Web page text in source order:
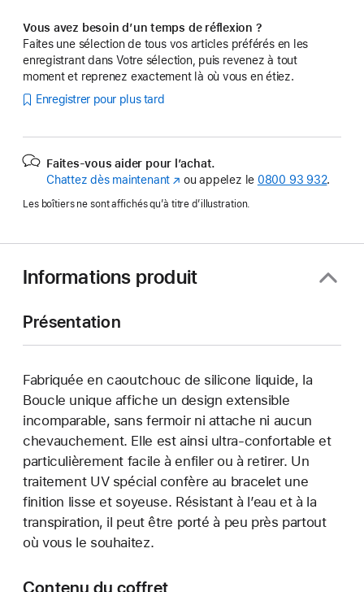
Vous avez besoin d’un temps de réflexion ?
Faites une sélection de tous vos articles préférés en les
enregistrant dans Votre sélection, puis revenez à tout
moment et reprenez exactement là où vous en étiez.
Enregistrer pour plus tard
Faites-vous aider pour l’achat.
Chattez dès maintenant (s’ouvre
une
fenêtre)
ou appelez le 0800 93 932.
Les boîtiers ne sont affichés qu’à titre d’illustration.
Informations produit
Présentation
Fabriquée en caoutchouc de silicone liquide, la
Boucle unique affiche un design extensible
incomparable, sans fermoir ni attache ni aucun
chevauchement. Elle est ainsi ultra-confortable et
particulièrement facile à enfiler ou à retirer. Un
traitement UV spécial confère au bracelet une
finition lisse et soyeuse. Résistant à l’eau et à la
transpiration, il peut être porté à peu près partout
où vous le souhaitez.
Contenu du coffret